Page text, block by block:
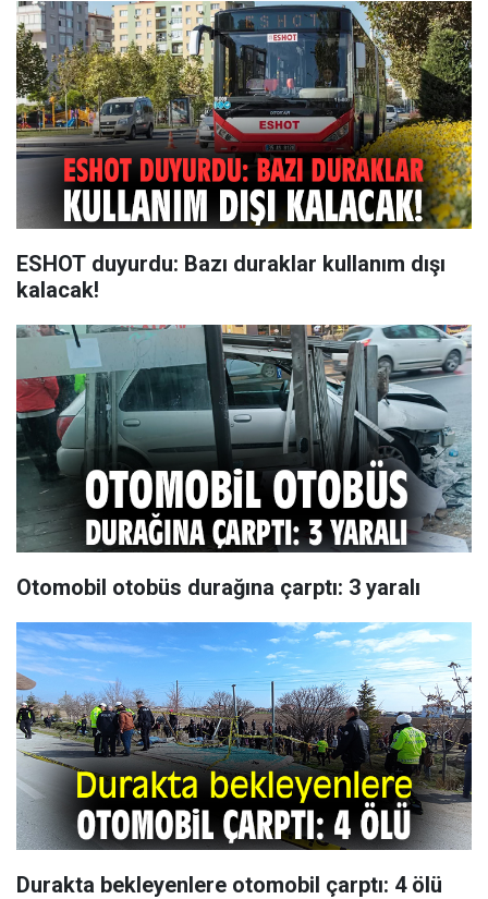
ESHOT duyurdu: Bazı duraklar kullanım dışı
kalacak!
Otomobil otobüs durağına çarptı: 3 yaralı
Durakta bekleyenlere otomobil çarptı: 4 ölü